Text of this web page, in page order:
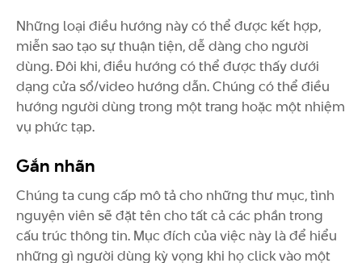
Những loại điều hướng này có thể được kết hợp,
miễn sao tạo sự thuận tiện, dễ dàng cho người
dùng. Đôi khi, điều hướng có thể được thấy dưới
dạng cửa sổ/video hướng dẫn. Chúng có thể điều
hướng người dùng trong một trang hoặc một nhiệm
vụ phức tạp.
Gắn nhãn
Chúng ta cung cấp mô tả cho những thư mục, tình
nguyện viên sẽ đặt tên cho tất cả các phần trong
cấu trúc thông tin. Mục đích của việc này là để hiểu
những gì người dùng kỳ vọng khi họ click vào một